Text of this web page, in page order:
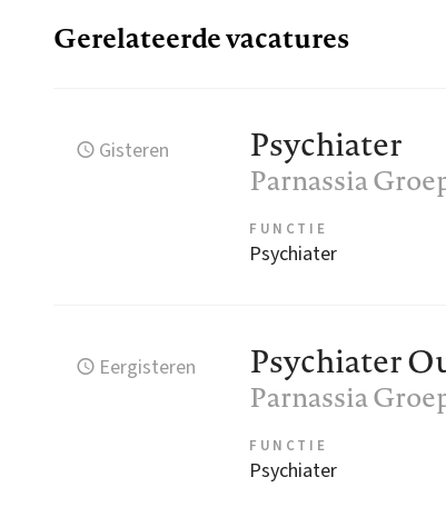
Gerelateerde vacatures
Gisteren Psychiater
Parnassia
FUNCTIE
Psychiater
Eergisteren Psychiater
Parnassia
FUNCTIE
Psychiater